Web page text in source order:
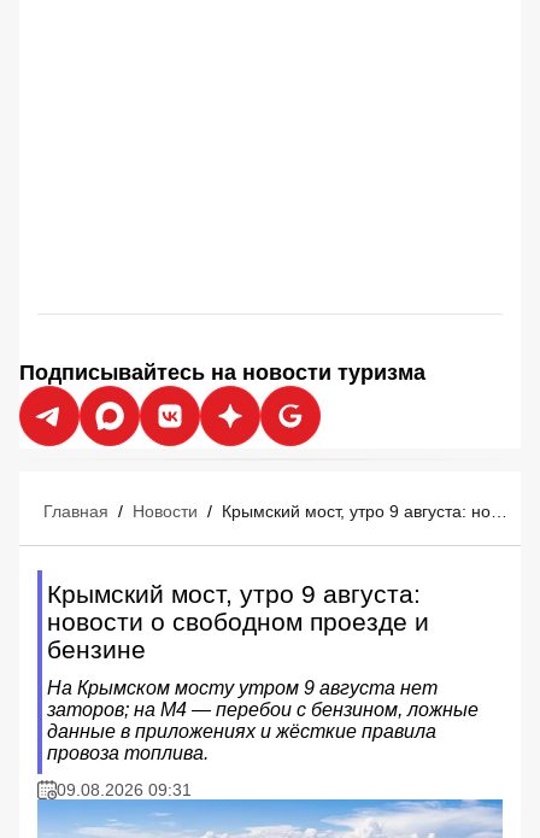
Подписывайтесь на новости туризма
Главная / Новости /
Крымский мост, утро 9 августа:
новости о свободном проезде и
бензине
На Крымском мосту утром 9 августа нет
заторов; на М4 — перебои с бензином, ложные
данные в приложениях и жёсткие правила
провоза топлива.
09.08.2026 09:31